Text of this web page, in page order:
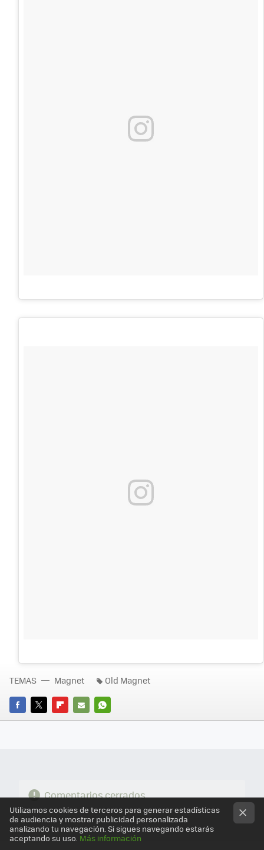
FACEBOOK
TWITTERFLIPBOARD
E-
WHATSAPP
TEMAS Magnet Old Magnet
Comentarios cerrados
Utilizamos cookies de terceros para generar estadísticas
de audiencia y mostrar publicidad personalizada
analizando tu navegación. Si sigues navegando estarás
aceptando su uso. Más información